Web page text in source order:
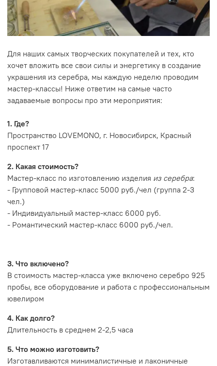
Для наших самых творческих покупателей и тех, кто
хочет вложить все свои силы и энергетику в создание
украшения из серебра, мы каждую неделю проводим
мастер-классы! Ниже ответим на самые часто
задаваемые вопросы про эти мероприятия:
1. Где?
Пространство LOVEMONO, г. Новосибирск, Красный
проспект 17
2. Какая стоимость?
Мастер-класс по изготовлению изделия из серебра:
- Групповой мастер-класс 5000 руб./чел (группа 2-3
чел.)
- Индивидуальный мастер-класс 6000 руб.
- Романтический мастер-класс 6000 руб./чел.
3. Что включено?
В стоимость мастер-класса уже включено серебро 925
пробы, все оборудование и работа с профессиональным
ювелиром
4. Как долго?
Длительность в среднем 2-2,5 часа
5. Что можно изготовить?
Изготавливаются минималистичные и лаконичные